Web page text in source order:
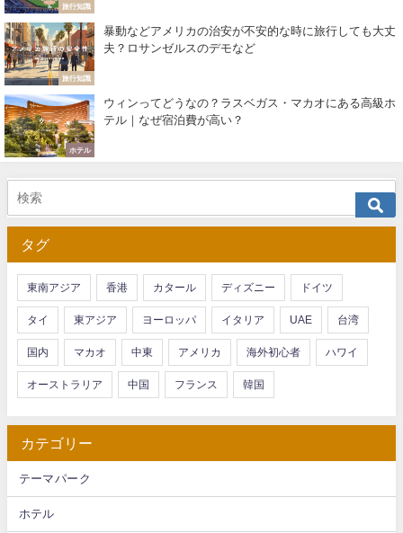
旅行知識
旅行知識
暴動などアメリカの治安が不安的な時に旅行しても大丈
夫？ロサンゼルスのデモなど
ホテル
ウィンってどうなの？ラスベガス・マカオにある高級ホ
テル｜なぜ宿泊費が高い？
タグ
東南アジア 香港 カタール ディズニー ドイツ
タイ 東アジア ヨーロッパ イタリア UAE 台湾
国内 マカオ 中東 アメリカ 海外初心者 ハワイ
オーストラリア 中国 フランス 韓国
カテゴリー
テーマパーク
ホテル